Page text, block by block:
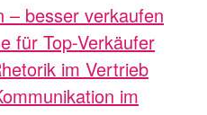
– besser verkaufen
für Top-Verkäufer
im Vertrieb
im